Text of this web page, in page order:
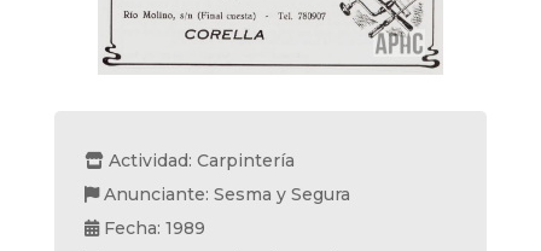
Actividad: Carpintería
Anunciante: Sesma y Segura
Fecha: 1989